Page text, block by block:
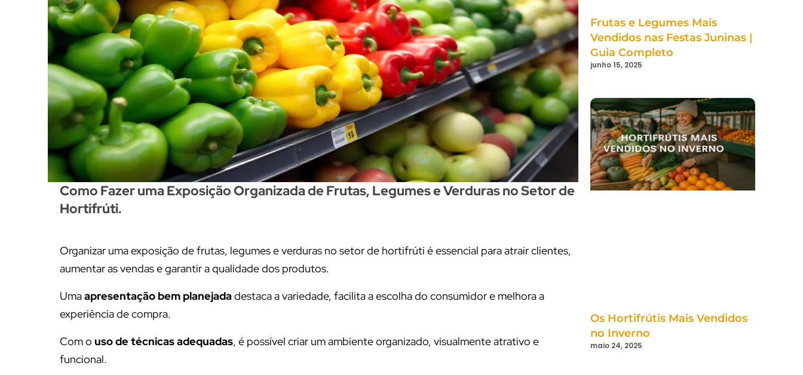
Como Fazer uma Exposição Organizada de Frutas, Legumes e Verduras no Setor de
Hortifrúti.
Organizar uma exposição de frutas, legumes e verduras no setor de hortifrúti é essencial para atrair clientes,
aumentar as vendas e garantir a qualidade dos produtos.
Umaapresentação bem planejadadestaca a variedade, facilita a escolha do consumidor e melhora a
experiência de compra.
Com o uso de técnicas adequadas, é possível criar um ambiente organizado, visualmente atrativo e
funcional.
Frutas e Legumes Mais
Vendidos nas Festas Juninas |
Guia Completo
junho 15, 2025
Os Hortifrútis Mais Vendidos
no Inverno
maio 24, 2025